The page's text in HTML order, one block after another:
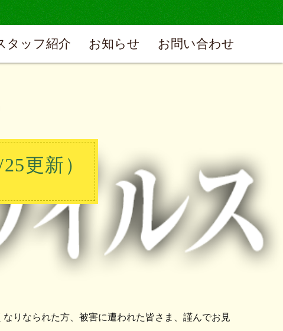
タッフ紹介 お知らせ お問い合わせ
更新）
りなられた方、被害に遭われた皆さま、謹んでお見